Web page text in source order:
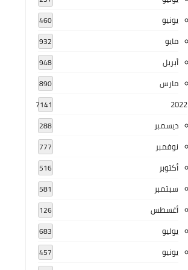
يونيو 460
مايو 932
أبريل 948
مارس 890
2022
7141
ديسمبر 288
نوفمبر 777
أكتوبر 516
سبتمبر 581
أغسطس 126
يوليو 683
يونيو 457